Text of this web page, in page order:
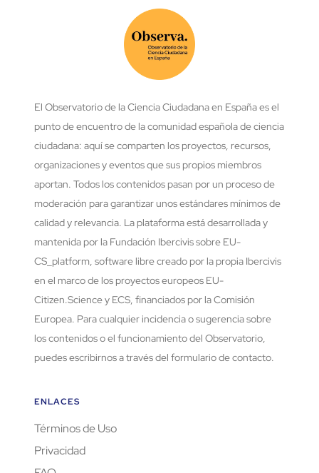
El Observatorio de la Ciencia Ciudadana en España es el
punto de encuentro de la comunidad española de ciencia
ciudadana: aquí se comparten los proyectos, recursos,
organizaciones y eventos que sus propios miembros
aportan. Todos los contenidos pasan por un proceso de
moderación para garantizar unos estándares mínimos de
calidad y relevancia. La plataforma está desarrollada y
mantenida por la Fundación Ibercivis sobre EU-
CS_platform, software libre creado por la propia Ibercivis
en el marco de los proyectos europeos EU-
Citizen.Science y ECS, financiados por la Comisión
Europea. Para cualquier incidencia o sugerencia sobre
los contenidos o el funcionamiento del Observatorio,
puedes escribirnos a través del formulario de contacto.
ENLACES
Términos de Uso
Privacidad